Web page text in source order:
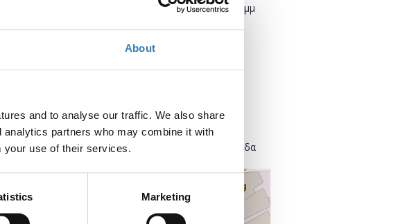
About
and to analyse our traffic. We also share
partners who may combine it with
your use of their services.
Marketing
Unity, τη
Τρίτη, 11 Δεκεμβρίου 2018 5:00 μμ
Ευρυσθέως 2
118 54 Αθήνα
Κεντρικός Τομέας Αθηνών, Ελλάδα